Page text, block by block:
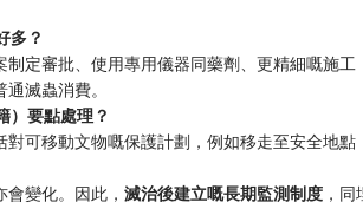
多？
定審批、使用專用儀器同藥劑、更精細嘅施
滅蟲消費。
）要點處理？
可移動文物嘅保護計劃，例如移走至安全地點
變化。因此， 滅治後建立嘅長期監測制度 ，